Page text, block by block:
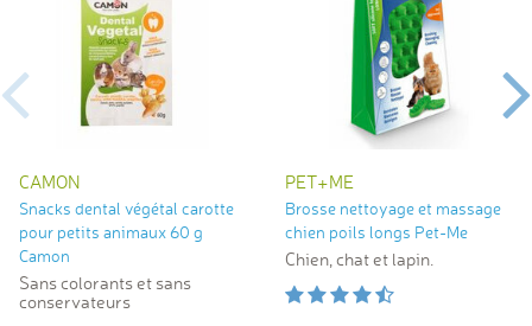
CAMON
Snacks dental végétal carotte
pour petits animaux 60 g
Camon
Sans colorants et sans
conservateurs
PET+ME
Brosse nettoyage et massage
chien poils longs Pet-Me
Chien, chat et lapin.